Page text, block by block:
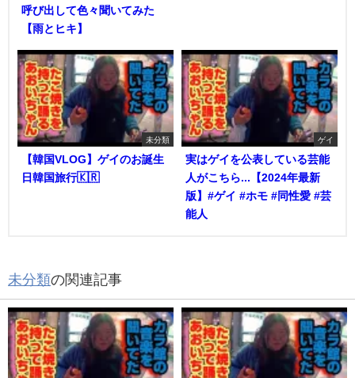
呼び出して色々聞いてみた
【雨とヒキ】
未分類
【韓国VLOG】ゲイのお誕生
日韓国旅行🇰🇷
ゲイ
実はゲイを公表している芸能
人がこちら...【2024年最新
版】#ゲイ #ホモ #同性愛 #芸
能人
未分類の関連記事